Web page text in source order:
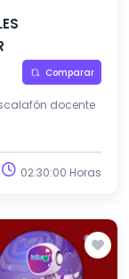
Comparar
docente
02:30:00 Horas